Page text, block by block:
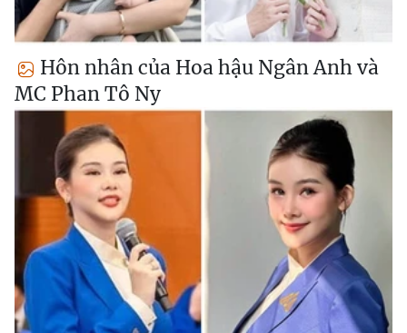
Hôn nhân của Hoa hậu Ngân Anh và
MC Phan Tô Ny